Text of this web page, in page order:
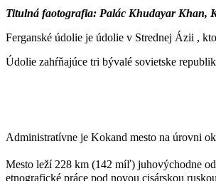
Titulná faotografia: Palác Khudayar Khan,
Ferganské údolie je údolie v Strednej Ázii ,
Údolie zahŕňajúce tri bývalé sovietske
Administratívne je Kokand mesto na úrovni
Mesto leží 228 km (142 míľ) juhovýchodne
etnografické práce pod novou cisárskou